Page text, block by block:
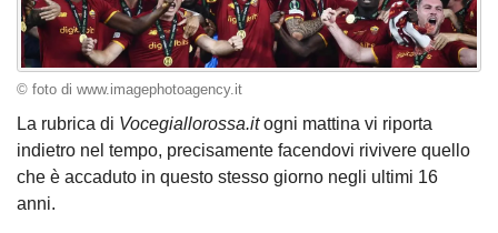
© foto di www.imagephotoagency.it
La rubrica di Vocegiallorossa.itogni mattina vi riporta
indietro nel tempo, precisamente facendovi rivivere quello
che è accaduto in questo stesso giorno negli ultimi 16
anni.